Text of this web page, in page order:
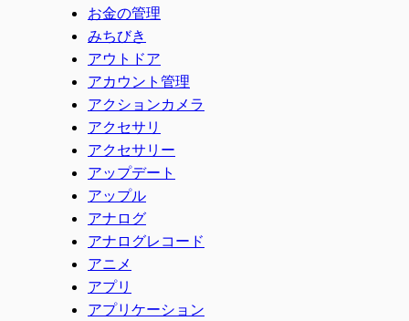
お金の管理
みちびき
アウトドア
アカウント管理
アクションカメラ
アクセサリ
アクセサリー
アップデート
アップル
アナログ
アナログレコード
アニメ
アプリ
アプリケーション